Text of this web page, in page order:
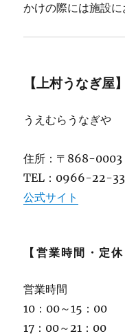
かけの際には施設に
【上村うなぎ屋
うえむらうなぎや
住所：〒868-0003
TEL：0966-22-
公式サイト
【営業時間・定休
営業時間
10：00～15：00
17：00～21：00